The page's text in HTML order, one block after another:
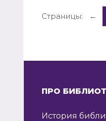
Страницы: ←
ПРО
История